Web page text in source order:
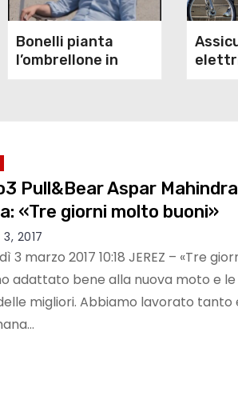
Bonelli pianta
l’ombrellone in
Pull&Bear Aspar
«Tre giorni molto buoni»
2017
3 marzo 2017 10:18 JEREZ – «Tre
adattato bene alla nuova moto e le
migliori. Abbiamo lavorato tanto